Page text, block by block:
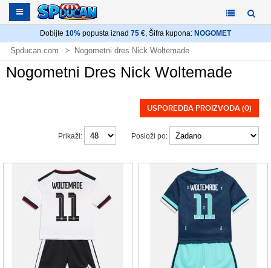
Dobijte 10% popusta iznad 75 €, Šifra kupona: NOGOMET
Spducan.com Nogometni dres Nick Woltemade
Nogometni Dres Nick Woltemade
USPOREDBA PROIZVODA (0)
Posloži po:
Prikaži: